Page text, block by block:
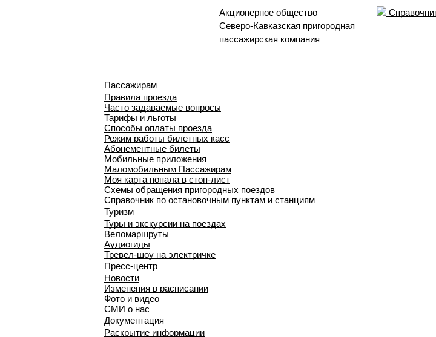
Акционерное общество
Северо-Кавказская пригородная
пассажирская компания
Пассажирам
Правила проезда
Часто задаваемые вопросы
Тарифы и льготы
Способы оплаты проезда
Режим работы билетных касс
Абонементные билеты
Мобильные приложения
Маломобильным Пассажирам
Моя карта попала в стоп-лист
Cхемы обращения пригородных поездов
Справочник по остановочным пунктам и станциям
Туризм
Туры и экскурсии на поездах
Веломаршруты
Аудиогиды
Тревел-шоу на электричке
Пресс-центр
Новости
Изменения в расписании
Фото и видео
СМИ о нас
Документация
Раскрытие информации